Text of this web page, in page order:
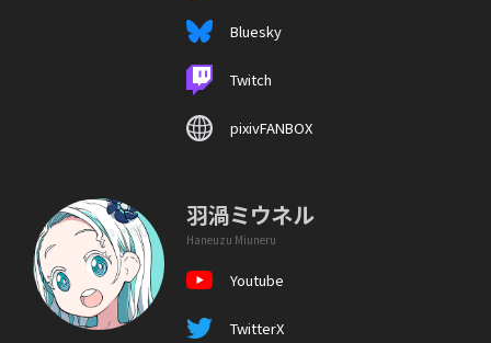
Bluesky
Twitch
pixivFANBOX
羽渦ミウネル
Haneuzu Miuneru
Youtube
TwitterX